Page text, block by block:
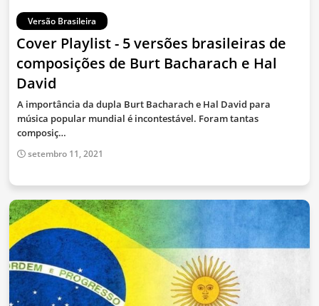
Versão Brasileira
Cover Playlist - 5 versões brasileiras de
composições de Burt Bacharach e Hal
David
A importância da dupla Burt Bacharach e Hal David para
música popular mundial é incontestável. Foram tantas
composiç…
setembro 11, 2021